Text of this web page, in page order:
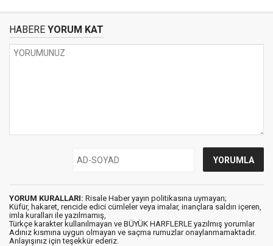
HABERE YORUM KAT
YORUM KURALLARI: Risale Haber yayın politikasına uymayan;
Küfür, hakaret, rencide edici cümleler veya imalar, inançlara saldırı içeren,
imla kuralları ile yazılmamış,
Türkçe karakter kullanılmayan ve BÜYÜK HARFLERLE yazılmış yorumlar
Adınız kısmına uygun olmayan ve saçma rumuzlar onaylanmamaktadır.
Anlayışınız için teşekkür ederiz.